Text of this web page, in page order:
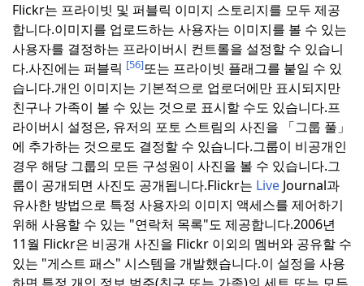
Flickr는 프라이빗 및 퍼블릭 이미지 스토리지를 모두 제공
합니다.이미지를 업로드하는 사용자는 이미지를 볼 수 있는
사용자를 결정하는 프라이버시 컨트롤을 설정할 수 있습니
다.사진에는 퍼블릭 [56]또는 프라이빗 플래그를 붙일 수 있
습니다.개인 이미지는 기본적으로 업로더에만 표시되지만
친구나 가족이 볼 수 있는 것으로 표시할 수도 있습니다.프
라이버시 설정은, 유저의 포토 스트림의 사진을 「그룹 풀」
에 추가하는 것으로도 결정할 수 있습니다.그룹이 비공개인
경우 해당 그룹의 모든 구성원이 사진을 볼 수 있습니다.그
룹이 공개되면 사진도 공개됩니다.Flickr는 Live Journal과
유사한 방법으로 특정 사용자의 이미지 액세스를 제어하기
위해 사용할 수 있는 "연락처 목록"도 제공합니다.2006년
11월 Flickr은 비공개 사진을 Flickr 이외의 멤버와 공유할 수
있는 "게스트 패스" 시스템을 개발했습니다.이 설정을 사용